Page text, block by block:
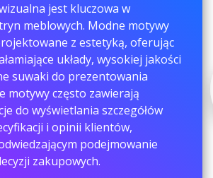
jest kluczowa w
meblowych. Modne motywy
z estetyką, oferując
układy, wysokiej jakości
suwaki do prezentowania
motywy często zawierają
do wyświetlania szczegółów
i opinii klientów,
podejmowanie
zakupowych.